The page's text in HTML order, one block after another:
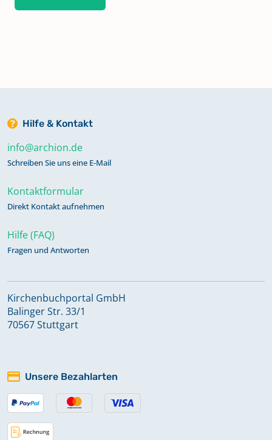
Hilfe & Kontakt
info@archion.de
Schreiben Sie uns eine E-Mail
Kontaktformular
Direkt Kontakt aufnehmen
Hilfe (FAQ)
Fragen und Antworten
Kirchenbuchportal GmbH
Balinger Str. 33/1
70567 Stuttgart
Unsere Bezahlarten